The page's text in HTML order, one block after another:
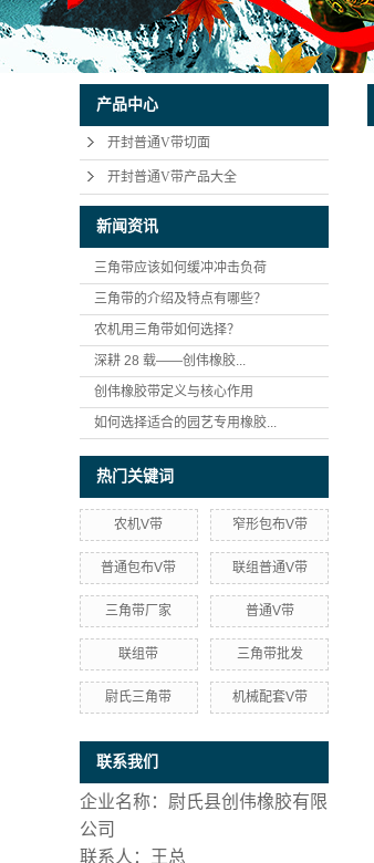
产品中心
开封普通V带切面
开封普通V带产品大全
新闻资讯
三角带应该如何缓冲冲击负荷
三角带的介绍及特点有哪些？
农机用三角带如何选择？
深耕 28 载——创伟橡胶...
创伟橡胶带定义与核心作用
如何选择适合的园艺专用橡胶...
热门关键词
农机V带 窄形包布V带
普通包布V带 联组普通V带
三角带厂家 普通V带
联组带 三角带批发
尉氏三角带 机械配套V带
联系我们
企业名称：尉氏县创伟橡胶有限
公司
联系人：王总